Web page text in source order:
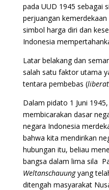
pada UUD 1945 sebagai
perjuangan
simbol harga diri dan
Indonesia
Latar belakang dan
salah satu faktor utama
tentara pembebas (
Dalam pidato 1 Juni
membicarakan dasar
negara Indonesia
bahwa kita mendirikan
hubungan itu, beliau
bangsa dalam lima sila
Weltanschauungyang
ditengah masyarakat